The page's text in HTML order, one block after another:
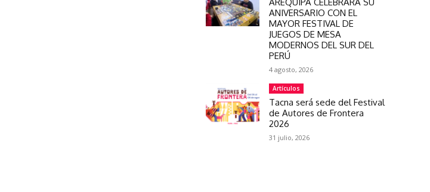
ANIVERSARIO CON EL
MAYOR FESTIVAL DE
JUEGOS DE MESA
MODERNOS DEL SUR DEL
PERÚ
4 agosto, 2026
Artículos
Tacna será sede del Festival
de Autores de Frontera
2026
31 julio, 2026